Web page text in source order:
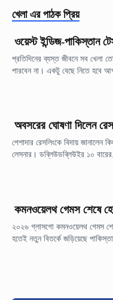
খেলা এর পাঠক প্রিয়
ওয়েস্ট ইন্ডিজ-পাকিস্তান
প্রতিদিনের ব্যস্ত জীবনে সব খেলা
পারবেন না। একটু বেছে নিতে হবে
অবসরের ঘোষণা দিলেন
পেশাদার রেসলিংকে বিদায় জানালেন
লেসনার। ডব্লিউডব্লিউইর ১০
কমনওয়েলথ গেমস শেষে
২০২৬ গ্লাসগো কমনওয়েলথ গেমস
হতেই নতুন বিতর্কে জড়িয়েছে